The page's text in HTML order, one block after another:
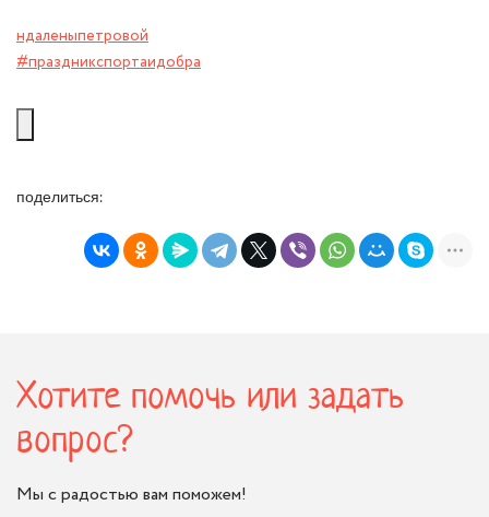
ндаленыпетровой
#праздникспортаидобра
поделиться:
Хотите помочь или задать
вопрос?
Мы с радостью вам поможем!